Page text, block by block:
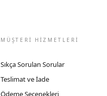
MÜŞTERİ HİZMETLERİ
Sıkça Sorulan Sorular
Teslimat ve İade
Ödeme Seçenekleri